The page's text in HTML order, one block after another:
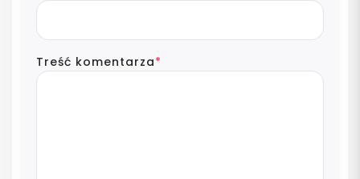
Treść komentarza*